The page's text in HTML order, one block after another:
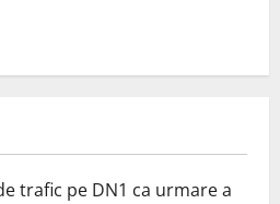
trafic pe DN1 ca urmare a